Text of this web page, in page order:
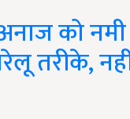
को
तरीके,